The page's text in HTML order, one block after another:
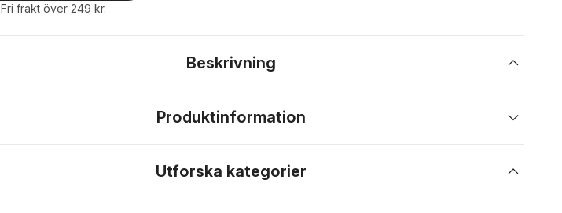
Fri frakt över 249 kr.
Beskrivning
Produktinformation
Utforska kategorier